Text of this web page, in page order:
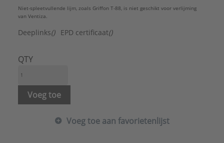
Nom. kanaalbreedte:
201 mm
Nom. kanaalhoogte:
Productiewijze:
Naadloos
Onbehandeld
Wanddikte kanaal:
Warmteweerstand Rd:
Werkende lengte aansluiting 1:
Aansluiting 1:
Lijmmof
Niet-spleetvullende lijm, zoals Griffon T-88, is niet geschikt voor verlijming
van Ventiza.
Deeplinks() EPD certificaat()
QTY
Voeg toe
Voeg toe aan favorietenlijst